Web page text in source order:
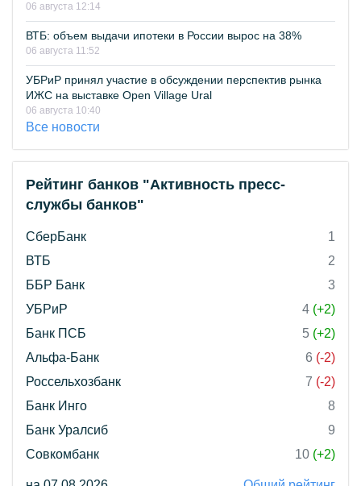
06 августа 12:14
ВТБ: объем выдачи ипотеки в России вырос на 38%
06 августа 11:52
УБРиР принял участие в обсуждении перспектив рынка
ИЖС на выставке Open Village Ural
06 августа 10:40
Все новости
Рейтинг банков "Активность пресс-
службы банков"
СберБанк
1
ВТБ
2
ББР Банк
3
УБРиР
4 (+2)
Банк ПСБ
5 (+2)
Альфа-Банк
6 (-2)
Россельхозбанк
7 (-2)
Банк Инго
8
Банк Уралсиб
9
Совкомбанк
10 (+2)